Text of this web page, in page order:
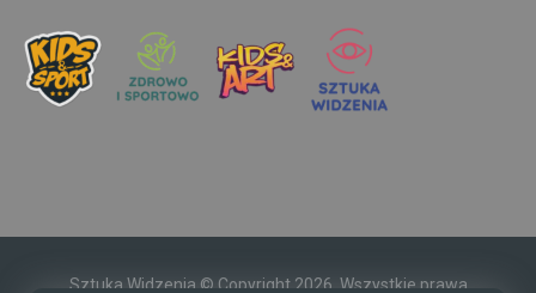
Sztuka Widzenia © Copyright 2026. Wszystkie prawa